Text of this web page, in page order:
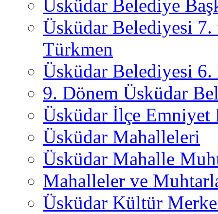
Üsküdar Belediye
Üsküdar Belediyesi
Türkmen
Üsküdar Belediyesi 6.
9. Dönem Üsküdar
Üsküdar İlçe
Üsküdar Mahalleleri
Üsküdar Mahalle
Mahalleler ve
Üsküdar Kültür